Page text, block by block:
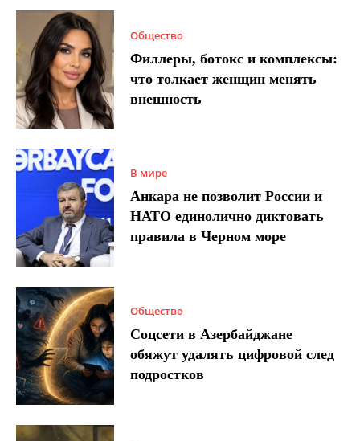
Общество
Филлеры, ботокс и комплексы:
что толкает женщин менять
внешность
В мире
Анкара не позволит России и
НАТО единолично диктовать
правила в Черном море
Общество
Соцсети в Азербайджане
обяжут удалять цифровой след
подростков